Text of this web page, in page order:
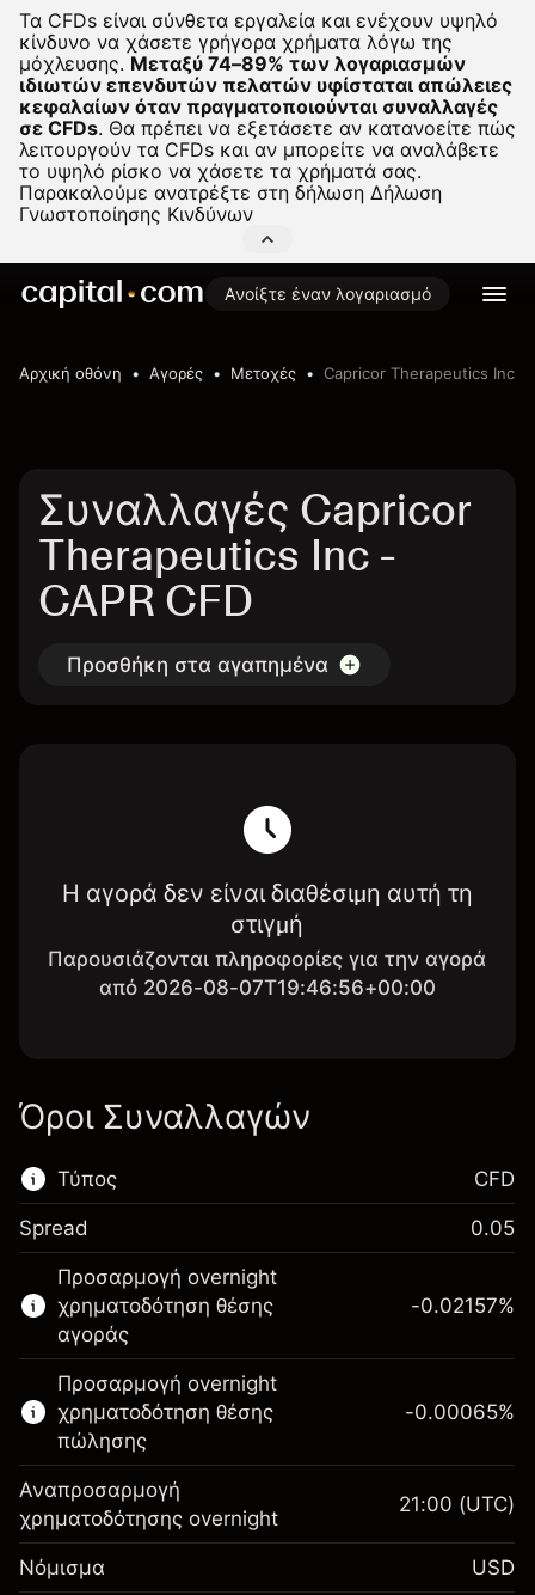
Τα CFDs είναι σύνθετα εργαλεία και ενέχουν υψηλό
κίνδυνο να χάσετε γρήγορα χρήματα λόγω της
μόχλευσης. Μεταξύ 74–89% των λογαριασμών
ιδιωτών επενδυτών πελατών υφίσταται απώλειες
κεφαλαίων όταν πραγματοποιούνται συναλλαγές
σε CFDs. Θα πρέπει να εξετάσετε αν κατανοείτε πώς
λειτουργούν τα CFDs και αν μπορείτε να αναλάβετε
το υψηλό ρίσκο να χάσετε τα χρήματά σας.
Παρακαλούμε ανατρέξτε στη δήλωση Δήλωση
Γνωστοποίησης Κινδύνων
Ανοίξτε έναν λογαριασμό
Αρχική οθόνη Αγορές Μετοχές Capricor Therapeutics Inc
Συναλλαγές Capricor
Therapeutics Inc -
CAPR CFD
Προσθήκη στα αγαπημένα
Η αγορά δεν είναι διαθέσιμη αυτή τη
στιγμή
Παρουσιάζονται πληροφορίες για την αγορά
από 2026-08-07T19:46:56+00:00
Όροι Συναλλαγών
Τύπος
Αυτή η χρηματοπιστωτική αγορά είναι
διαθέσιμη για διαπραγμάτευση CFD.
Μάθετε περισσότερα σχετικά με:
CFDs
CFD
Spread 0.05
Προσαρμογή overnight
χρηματοδότηση θέσης
αγοράς
Περιθώριο. Η επένδυσή
σας
$1,000.00
-0.02157%
Προσαρμογή overnight
χρηματοδότηση θέσης
πώλησης
-0.00065%
Αναπροσαρμογή
χρηματοδότησης overnight
21:00 (UTC)
Νόμισμα USD